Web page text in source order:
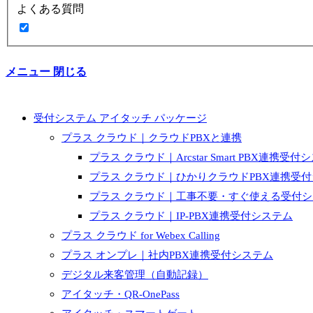
よくある質問
メニュー 閉じる
受付システム アイタッチ パッケージ
プラス クラウド｜クラウドPBXと連携
プラス クラウド｜Arcstar Smart PBX連携受付シ
プラス クラウド｜ひかりクラウドPBX連携受
プラス クラウド｜工事不要・すぐ使える受付
プラス クラウド｜IP-PBX連携受付システム
プラス クラウド for Webex Calling
プラス オンプレ｜社内PBX連携受付システム
デジタル来客管理（自動記録）
アイタッチ・QR-OnePass